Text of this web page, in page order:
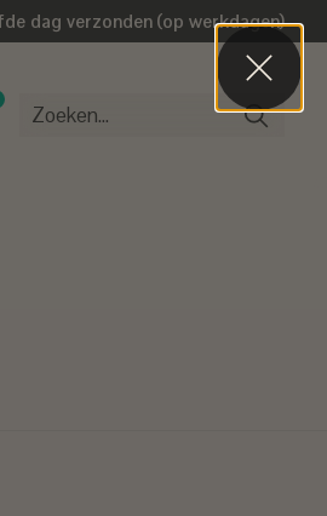
dag verzonden (op werkdagen)